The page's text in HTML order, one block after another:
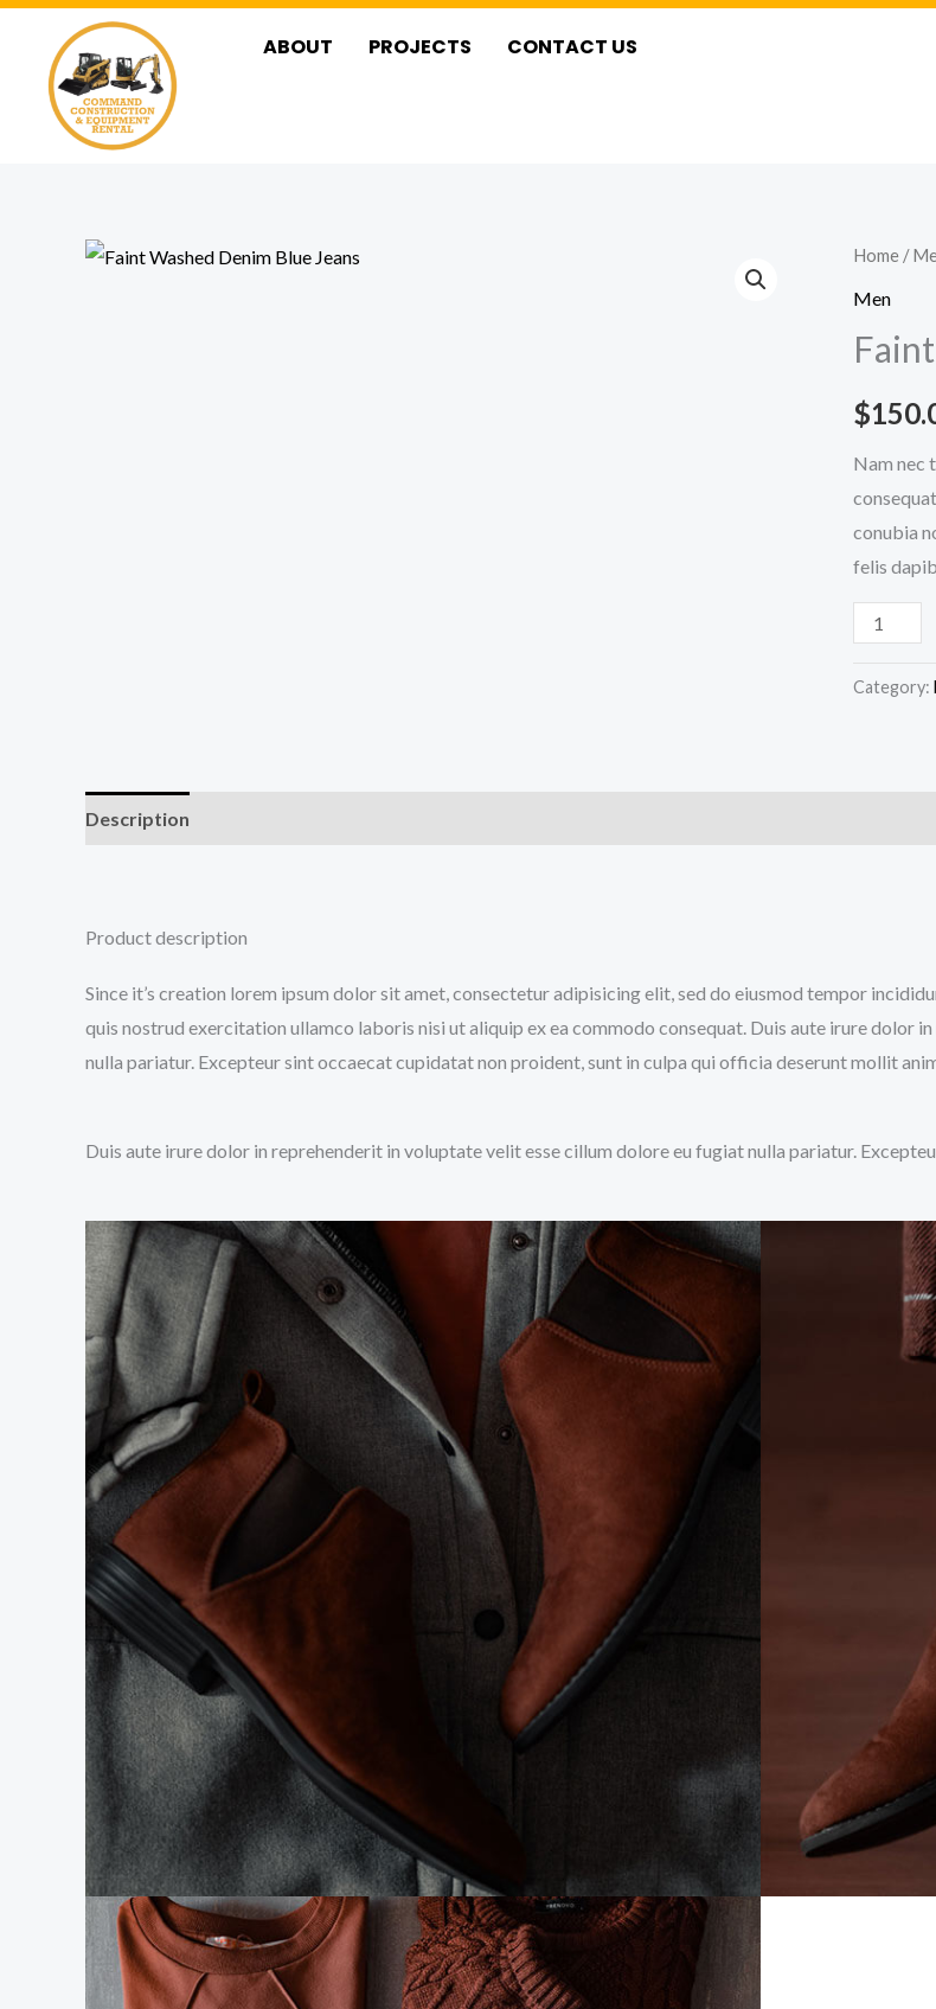
Skip
content
ABOUT PROJECTS CONTACT US
Home /
Men
$
Nam nec
conubia
felis
Faint
Washed
Blue
quantity
Category:
Description
Product description
Since it’s creation lorem ipsum dolor sit amet, consectetur adipisicing elit, sed do eiusmod tempor
quis nostrud exercitation ullamco laboris nisi ut aliquip ex ea commodo consequat. Duis aute irure dolor
nulla pariatur. Excepteur sint occaecat cupidatat non proident, sunt in culpa qui officia deserunt mollit
Duis aute irure dolor in reprehenderit in voluptate velit esse cillum dolore eu fugiat nulla pariatur.